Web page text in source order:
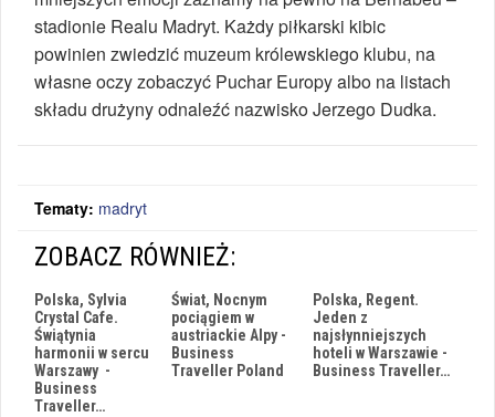
stadionie Realu Madryt. Każdy piłkarski kibic
powinien zwiedzić muzeum królewskiego klubu, na
własne oczy zobaczyć Puchar Europy albo na listach
składu drużyny odnaleźć nazwisko Jerzego Dudka.
Tematy: madryt
ZOBACZ RÓWNIEŻ:
Polska, Sylvia
Crystal Cafe.
Świątynia
harmonii w sercu
Warszawy -
Business
Traveller…
Świat, Nocnym
pociągiem w
austriackie Alpy -
Business
Traveller Poland
Polska, Regent.
Jeden z
najsłynniejszych
hoteli w Warszawie -
Business Traveller…